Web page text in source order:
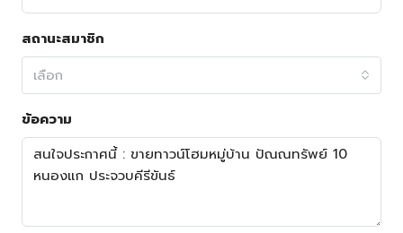
สถานะสมาชิก
เลือก
ข้อความ